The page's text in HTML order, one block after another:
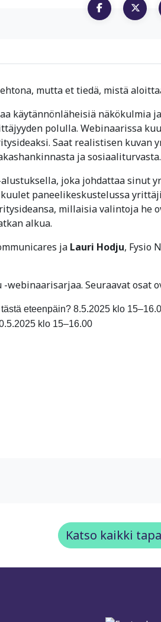
mutta et tiedä, mistä
käytännönläheisiä näkökulmia
polulla. Webinaarissa
Saat realistisen kuvan
ja sosiaaliturvasta.
joka johdattaa sinut
paneelikeskustelussa
millaisia valintoja he
alkua.
ja Lauri Hodju, Fysio
webinaarisarjaa. Seuraavat osat
eteenpäin? 8.5.2025 klo
klo 15–16.00
Katso kaikki